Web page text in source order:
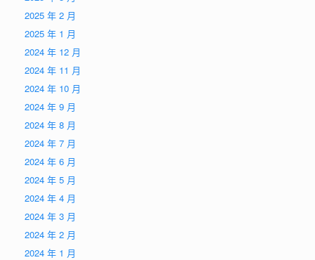
2025 年 2 月
2025 年 1 月
2024 年 12 月
2024 年 11 月
2024 年 10 月
2024 年 9 月
2024 年 8 月
2024 年 7 月
2024 年 6 月
2024 年 5 月
2024 年 4 月
2024 年 3 月
2024 年 2 月
2024 年 1 月